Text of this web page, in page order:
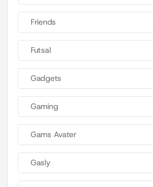
Friends
Futsal
Gadgets
Gaming
Gams Avater
Gasly